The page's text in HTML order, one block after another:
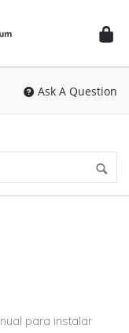
Ask A Question
para instalar